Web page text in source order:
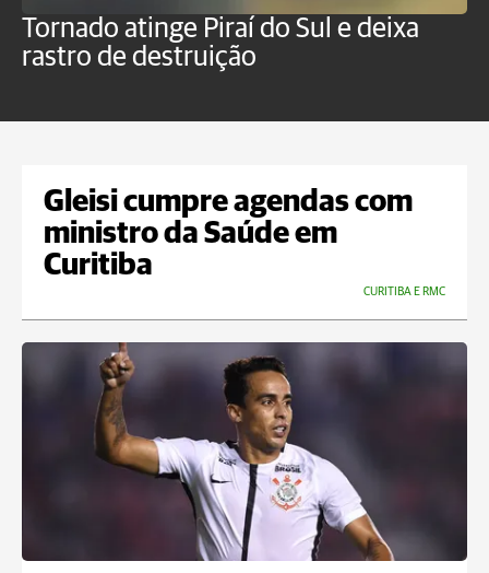
Tornado atinge Piraí do Sul e deixa
rastro de destruição
Gleisi cumpre agendas com
ministro da Saúde em
Curitiba
CURITIBA E RMC